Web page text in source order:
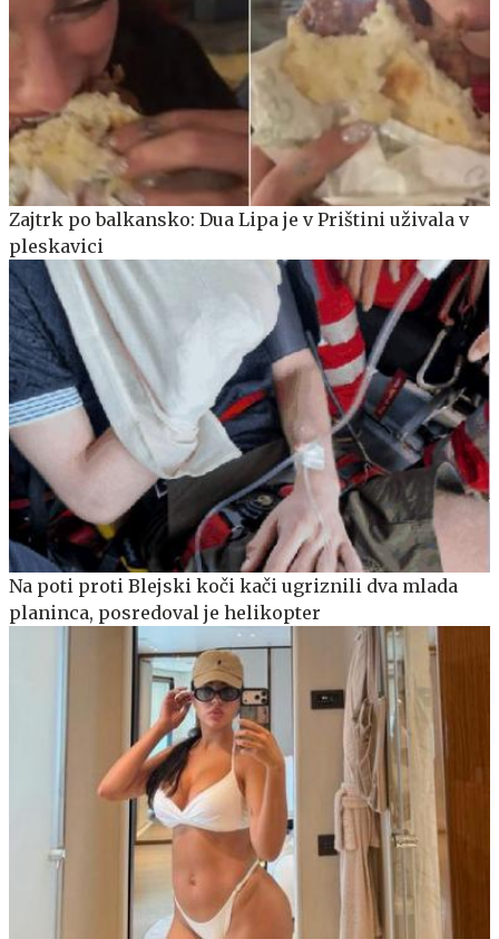
Zajtrk po balkansko: Dua Lipa je v Prištini uživala v
pleskavici
Na poti proti Blejski koči kači ugriznili dva mlada
planinca, posredoval je helikopter